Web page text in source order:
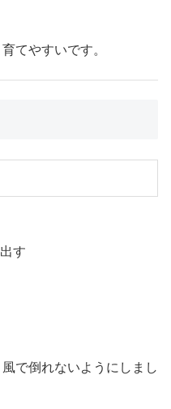
てやすいです。
す
で倒れないようにしまし